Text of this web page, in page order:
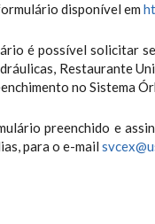
disponível em
é possível solicitar
Restaurante
no Sistema
preenchido e
para o e-mail